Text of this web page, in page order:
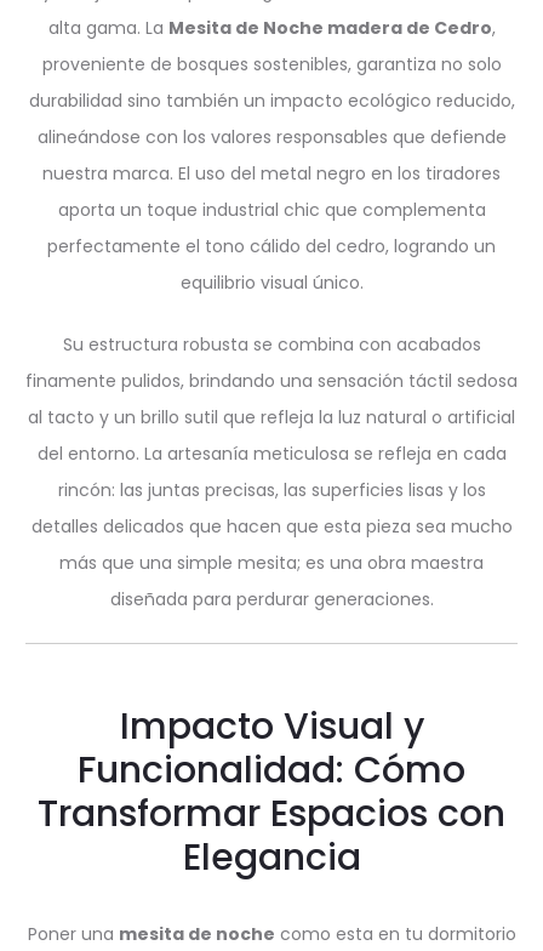
alta gama. La Mesita de Noche madera de Cedro,
proveniente de bosques sostenibles, garantiza no solo
durabilidad sino también un impacto ecológico reducido,
alineándose con los valores responsables que defiende
nuestra marca. El uso del metal negro en los tiradores
aporta un toque industrial chic que complementa
perfectamente el tono cálido del cedro, logrando un
equilibrio visual único.
Su estructura robusta se combina con acabados
finamente pulidos, brindando una sensación táctil sedosa
al tacto y un brillo sutil que refleja la luz natural o artificial
del entorno. La artesanía meticulosa se refleja en cada
rincón: las juntas precisas, las superficies lisas y los
detalles delicados que hacen que esta pieza sea mucho
más que una simple mesita; es una obra maestra
diseñada para perdurar generaciones.
Impacto Visual y
Funcionalidad: Cómo
Transformar Espacios con
Elegancia
Poner una mesita de noche como esta en tu dormitorio